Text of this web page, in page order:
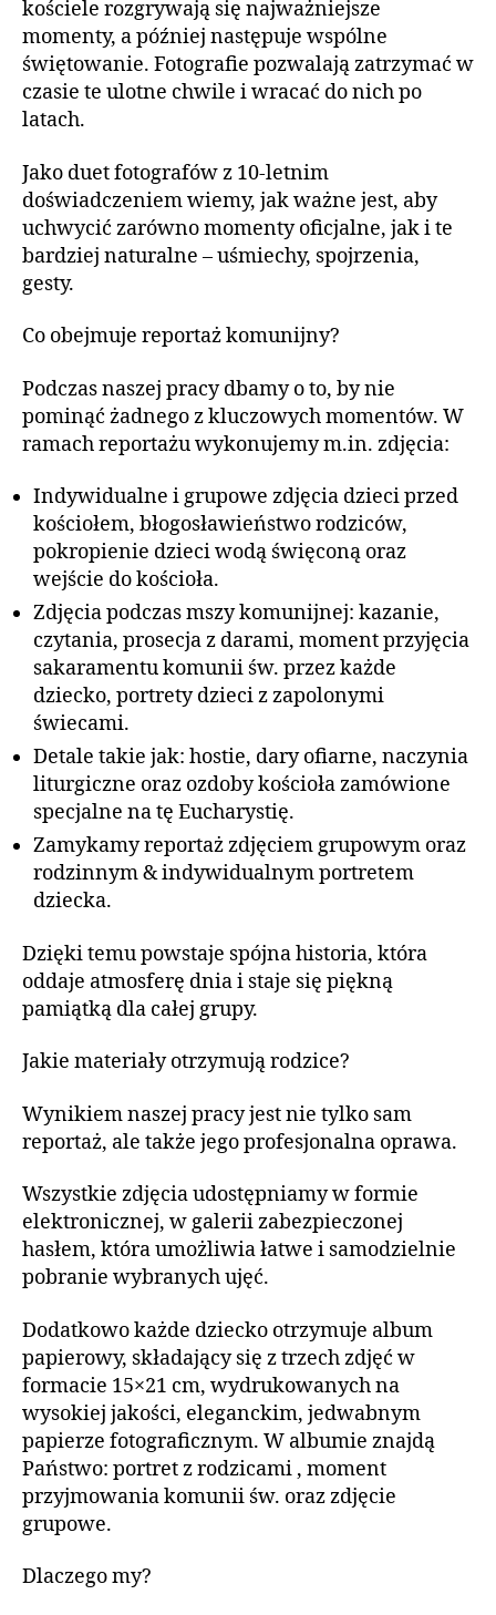
kościele rozgrywają się najważniejsze
momenty, a później następuje wspólne
świętowanie. Fotografie pozwalają zatrzymać w
czasie te ulotne chwile i wracać do nich po
latach.
Jako duet fotografów z 10-letnim
doświadczeniem wiemy, jak ważne jest, aby
uchwycić zarówno momenty oficjalne, jak i te
bardziej naturalne – uśmiechy, spojrzenia,
gesty.
Co obejmuje reportaż komunijny?
Podczas naszej pracy dbamy o to, by nie
pominąć żadnego z kluczowych momentów. W
ramach reportażu wykonujemy m.in. zdjęcia:
Indywidualne i grupowe zdjęcia dzieci przed
kościołem, błogosławieństwo rodziców,
pokropienie dzieci wodą święconą oraz
wejście do kościoła.
Zdjęcia podczas mszy komunijnej: kazanie,
czytania, prosecja z darami, moment przyjęcia
sakaramentu komunii św. przez każde
dziecko, portrety dzieci z zapolonymi
świecami.
Detale takie jak: hostie, dary ofiarne, naczynia
liturgiczne oraz ozdoby kościoła zamówione
specjalne na tę Eucharystię.
Zamykamy reportaż zdjęciem grupowym oraz
rodzinnym & indywidualnym portretem
dziecka.
Dzięki temu powstaje spójna historia, która
oddaje atmosferę dnia i staje się piękną
pamiątką dla całej grupy.
Jakie materiały otrzymują rodzice?
Wynikiem naszej pracy jest nie tylko sam
reportaż, ale także jego profesjonalna oprawa.
Wszystkie zdjęcia udostępniamy w formie
elektronicznej, w galerii zabezpieczonej
hasłem, która umożliwia łatwe i samodzielnie
pobranie wybranych ujęć.
Dodatkowo każde dziecko otrzymuje album
papierowy, składający się z trzech zdjęć w
formacie 15×21 cm, wydrukowanych na
wysokiej jakości, eleganckim, jedwabnym
papierze fotograficznym. W albumie znajdą
Państwo: portret z rodzicami , moment
przyjmowania komunii św. oraz zdjęcie
grupowe.
Dlaczego my?